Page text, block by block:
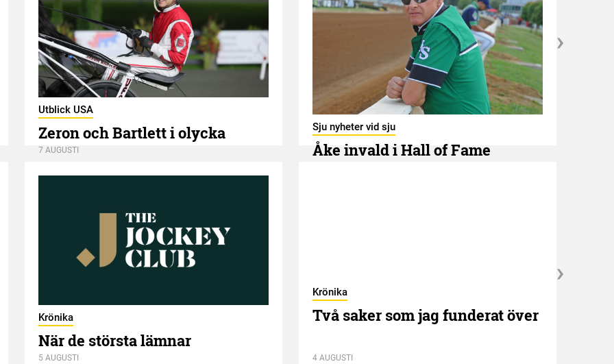
Utblick USA
Zeron och Bartlett i olycka
7 AUGUSTI
Sju nyheter vid sju
Åke invald i Hall of Fame
Krönika
När de största lämnar
5 AUGUSTI
Krönika
Två saker som jag funderat över
4 AUGUSTI